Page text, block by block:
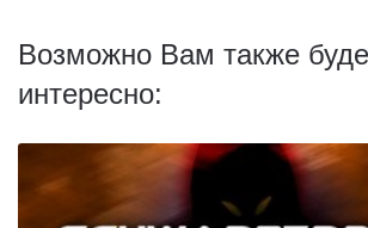
Возможно Вам также
интересно: